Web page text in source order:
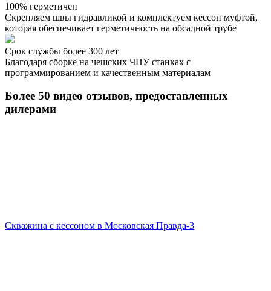
100% герметичен
Скрепляем швы гидравликой и комплектуем кессон муфтой,
которая обеспечивает герметичность на обсадной трубе
Срок службы более 300 лет
Благодаря сборке на чешских ЧПУ станках с
программированием и качественным материалам
Более 50 видео отзывов, предоставленных
дилерами
Скважина с кессоном в Московская Правда-3